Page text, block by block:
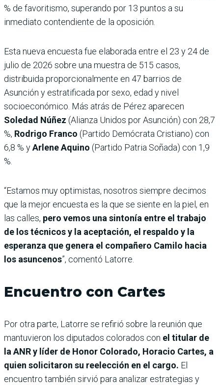
% de favoritismo, superando por 13 puntos a su
inmediato contendiente de la oposición.
Esta nueva encuesta fue elaborada entre el 23 y 24 de
julio de 2026 sobre una muestra de 515 casos,
distribuida proporcionalmente en 47 barrios de
Asunción y estratificada por sexo, edad y nivel
socioeconómico. Más atrás de Pérez aparecen
Soledad Núñez (Alianza Unidos por Asunción) con 28,7
%, Rodrigo Franco (Partido Demócrata Cristiano) con
6,8 % yArlene Aquino (Partido Patria Soñada) con 1,9
%.
“Estamos muy optimistas, nosotros siempre decimos
que la mejor encuesta es la que se siente en la piel, en
las calles, pero vemos una sintonía entre el trabajo
de los técnicos y la aceptación, el respaldo y la
esperanza que genera el compañero Camilo hacia
los asuncenos”, comentó Latorre.
Encuentro con Cartes
Por otra parte, Latorre se refirió sobre la reunión que
mantuvieron los diputados colorados con el titular de
la ANR y líder de Honor Colorado, Horacio Cartes, a
quien solicitaron su reelección en el cargo. El
encuentro también sirvió para analizar estrategias y